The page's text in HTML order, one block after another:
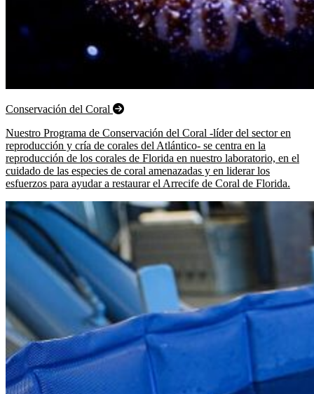
Conservación del Coral
Nuestro Programa de Conservación del Coral -líder del sector en
reproducción y cría de corales del Atlántico- se centra en la
reproducción de los corales de Florida en nuestro laboratorio, en el
cuidado de las especies de coral amenazadas y en liderar los
esfuerzos para ayudar a restaurar el Arrecife de Coral de Florida.